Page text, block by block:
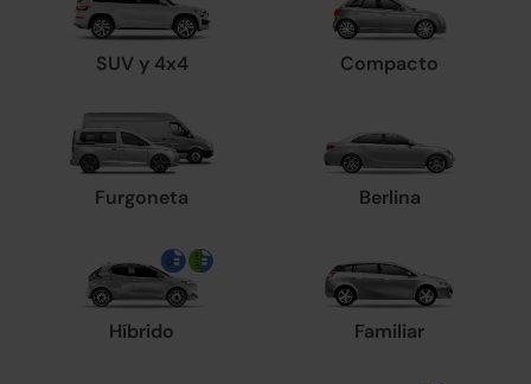
SUV y 4x4 Compacto
Furgoneta Berlina
Híbrido Familiar